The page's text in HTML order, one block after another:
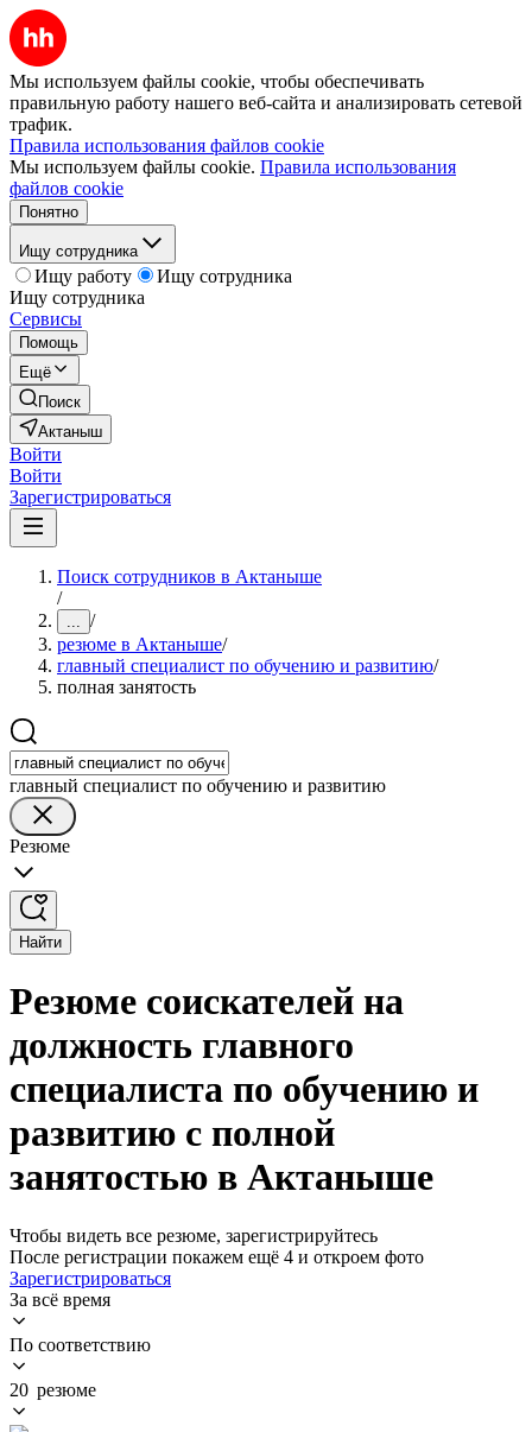
Мы используем файлы cookie, чтобы обеспечивать
правильную работу нашего веб-сайта и анализировать сетевой
трафик.
Правила использования файлов cookie
Мы используем файлы cookie. Правила использования
файлов cookie
Понятно
Ищу сотрудника
Ищу работу
Ищу сотрудника
Ищу сотрудника
Сервисы
Помощь
Ещё
Поиск
Актаныш
Войти
Войти
Зарегистрироваться
Поиск сотрудников в Актаныше
/
... /
резюме в Актаныше/
главный специалист по обучению и развитию/
полная занятость
главный специалист по обучению и развитию
Резюме
Найти
Резюме соискателей на
должность главного
специалиста по обучению и
развитию с полной
занятостью в Актаныше
Чтобы видеть все резюме, зарегистрируйтесь
После регистрации покажем ещё 4 и откроем фото
Зарегистрироваться
За всё время
По соответствию
20 резюме